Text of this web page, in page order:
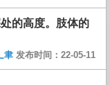
的高度。肢体的
聿 发布时间：22-05-11